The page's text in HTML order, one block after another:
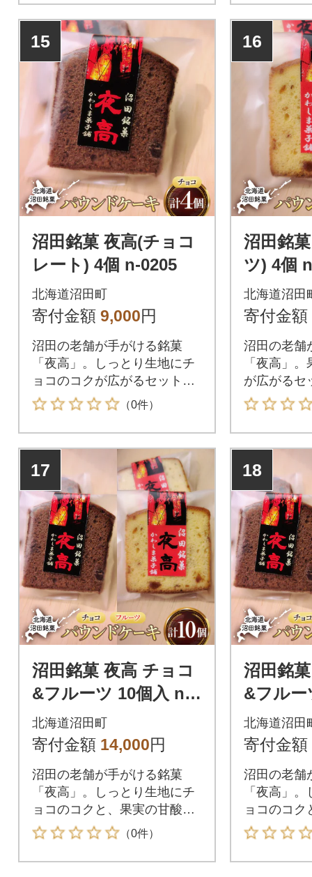
15
沼田銘菓 夜高(チョコ
レート) 4個 n-0205
北海道沼田町
寄付金額 9,000円
沼田の老舗が手がける銘菓
「夜高」。しっとり生地にチ
ョコのコクが広がるセット。
贈り物にも最適な味わいで
す。
（0件）
16
沼田銘
ツ) 4個
北海道沼田
寄付金額
沼田の老舗
「夜高」
が広がるセ
最適な味わ
17
沼田銘菓 夜高 チョコ
&フルーツ 10個入 n-0
207
北海道沼田町
寄付金額 14,000円
沼田の老舗が手がける銘菓
「夜高」。しっとり生地にチ
ョコのコクと、果実の甘酸っ
ぱさが広がる2種セット。贈り
物にも最適な味わいです。
（0件）
18
沼田銘
&フルー
208
北海道沼田
寄付金額
沼田の老舗
「夜高」
ョコのコク
ぱさが広が
物にも最適